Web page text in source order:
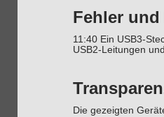
Fehler
11:40 Ein USB3-
USB2-Leitungen
Die gezeigten